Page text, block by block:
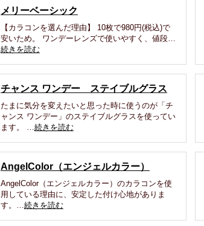
メリーベーシック
【カラコンを選んだ理由】 10枚で980円(税込)で
安いため。 ワンデーレンズで使いやすく、値段…
続きを読む
チャンス ワンデー ステイブルグラス
たまに気分を変えたいと思った時に使うのが「チ
ャンス ワンデー」のステイブルグラスを使ってい
ます。 …続きを読む
AngelColor（エンジェルカラー）
AngelColor（エンジェルカラー）のカラコンを使
用している理由に、安定した付け心地がありま
す。…続きを読む